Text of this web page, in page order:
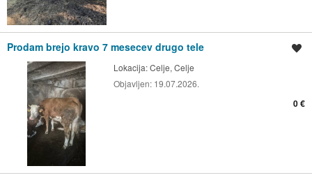
Prodam brejo kravo 7 mesecev drugo tele
Lokacija:Celje, Celje
Objavljen: 19.07.2026.
0 €